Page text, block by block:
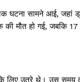
घटना सामने आई, जहां
मौत हो गई, जबकि 17
उतरे थे। उस समय